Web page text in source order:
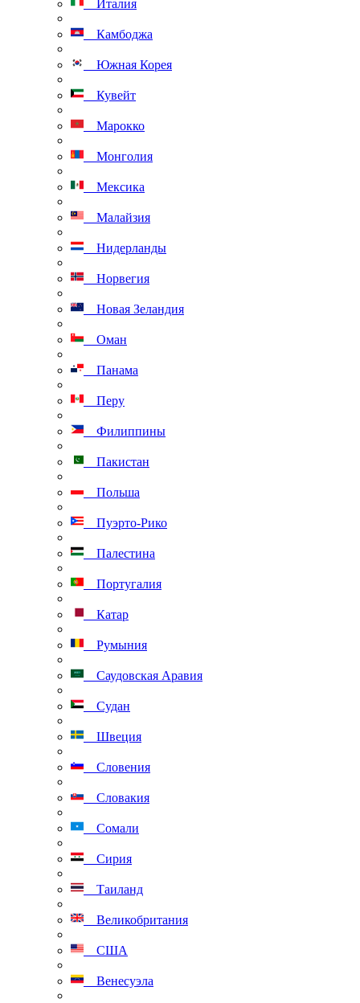
Италия
Камбоджа
Южная Корея
Кувейт
Марокко
Монголия
Мексика
Малайзия
Нидерланды
Норвегия
Новая Зеландия
Оман
Панама
Перу
Филиппины
Пакистан
Польша
Пуэрто-Рико
Палестина
Португалия
Катар
Румыния
Саудовская Аравия
Судан
Швеция
Словения
Словакия
Сомали
Сирия
Таиланд
Великобритания
США
Венесуэла